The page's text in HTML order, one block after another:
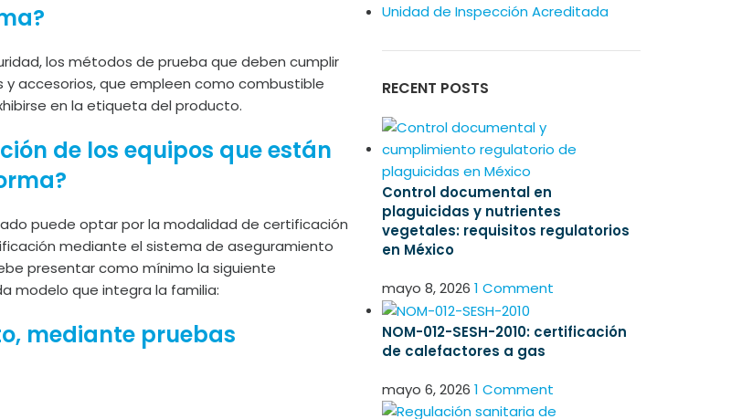
los métodos de prueba que deben cumplir
accesorios, que empleen como combustible
en la etiqueta del producto.
de los equipos que están
puede optar por la modalidad de certificación
mediante el sistema de aseguramiento
presentar como mínimo la siguiente
modelo que integra la familia:
mediante pruebas
Unidad de Inspección Acreditada
RECENT POSTS
Control documental en
plaguicidas y nutrientes
vegetales: requisitos regulatorios
en México
mayo 8, 2026 1 Comment
NOM-012-SESH-2010: certificación
de calefactores a gas
mayo 6, 2026 1 Comment